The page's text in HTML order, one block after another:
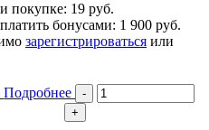
покупке: 19 руб.
бонусами: 1 900 руб.
зарегистрироваться или
Подробнее